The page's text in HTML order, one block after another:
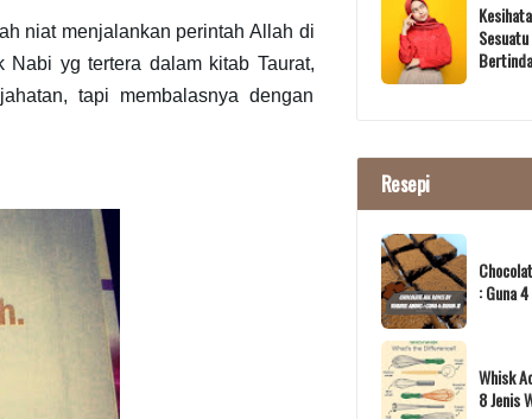
niat menjalankan perintah Allah di
yg tertera dalam kitab Taurat,
tapi membalasnya dengan
Sesuatu
Resepi
: Guna
Whisk
8 Jenis